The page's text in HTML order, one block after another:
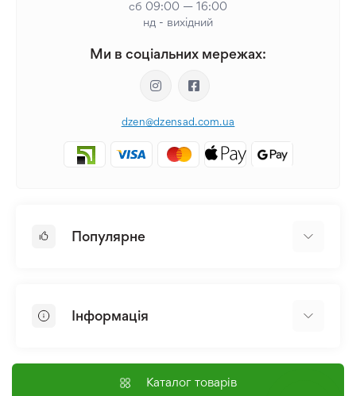
сб 09:00 — 16:00
нд - вихідний
Ми в соціальних мережах:
dzen@dzensad.com.ua
Популярне
Лілія
Насіння
Інформація
Доставка і оплата
Каталог товарів